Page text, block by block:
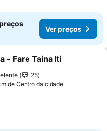
Ver preços
aos favoritos
- Fare Taina Iti
25
de Centro da cidade